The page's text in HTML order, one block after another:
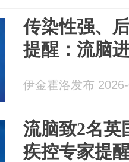
传染性强、
提醒：流脑
伊金霍洛发布
流脑致2名英
疾控专家提